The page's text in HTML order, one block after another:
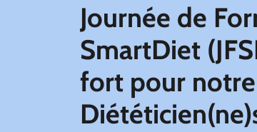
Journée de
SmartDiet
fort pour